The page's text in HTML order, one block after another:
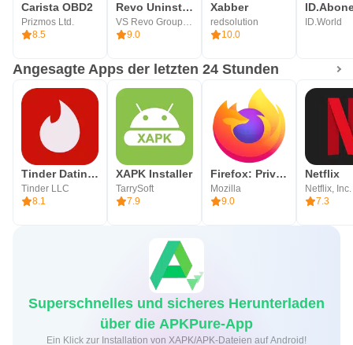
Carista OBD2
Prizmos Ltd.
8.5
Revo Uninstaller Mobile
VS Revo Group Ltd.
9.0
Xabber
redsolution
10.0
ID.World
Angesagte Apps der letzten 24 Stunden
Tinder Dating App: Date & Chat
Tinder LLC
8.1
XAPK Installer
TarrySoft
7.9
Firefox: Privater Browser
Mozilla
9.0
Netflix
Netflix, Inc.
7.3
Superschnelles und sicheres Herunterladen
über die APKPure-App
Ein Klick zur Installation von XAPK/APK-Dateien auf Android!